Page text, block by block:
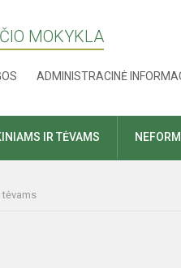
MOKYKLA
ADMINISTRACINĖ
IR TĖVAMS
tėvams